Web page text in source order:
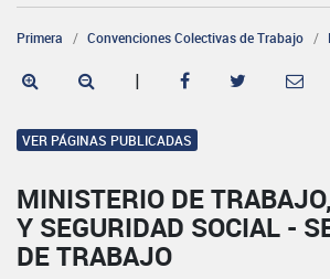
Primera Convenciones Colectivas de Trabajo
|
VER PÁGINAS PUBLICADAS
MINISTERIO DE
Y SEGURIDAD SOCIAL -
DE TRABAJO